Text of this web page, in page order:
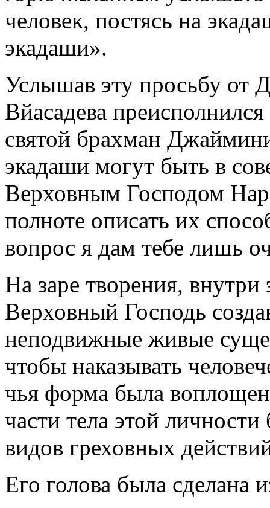
человек, постясь на
экадаши».
Услышав эту просьбу
Вйасадева
святой брахман
экадаши могут быть в
Верховным Господом
полноте описать их
вопрос я дам тебе лишь
На заре творения, внутри
Верховный Господь
неподвижные живые
чтобы наказывать
чья форма была
части тела этой
видов греховных
Его голова была сделана